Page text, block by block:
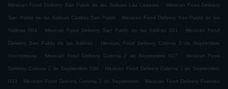
Mexican Food Delivery San Pablo de las Salinas Las Laderas . Mexican Food Delivery
San Pablo de las Salinas Casitas San Pablo . Mexican Food Delivery San Pablo de las
Salinas 004 . Mexican Food Delivery San Pablo de las Salinas 001 . Mexican Food
Delivery San Pablo de las Salinas . Mexican Food Delivery Colonia 2 de Septiembre
Xochimiquia . Mexican Food Delivery Colonia 2 de Septiembre 017 . Mexican Food
Delivery Colonia 2 de Septiembre 030 . Mexican Food Delivery Colonia 2 de Septiembre
033 . Mexican Food Delivery Colonia 2 de Septiembre . Mexican Food Delivery Fuentes